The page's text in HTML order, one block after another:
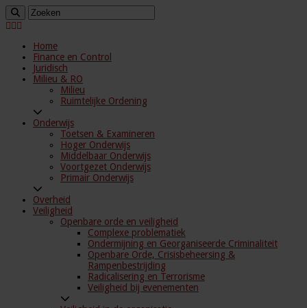
Home
Finance en Control
Juridisch
Milieu & RO
Milieu
Ruimtelijke Ordening
Onderwijs
Toetsen & Examineren
Hoger Onderwijs
Middelbaar Onderwijs
Voortgezet Onderwijs
Primair Onderwijs
Overheid
Veiligheid
Openbare orde en veiligheid
Complexe problematiek
Ondermijning en Georganiseerde Criminaliteit
Openbare Orde, Crisisbeheersing &
Rampenbestrijding
Radicalisering en Terrorisme
Veiligheid bij evenementen